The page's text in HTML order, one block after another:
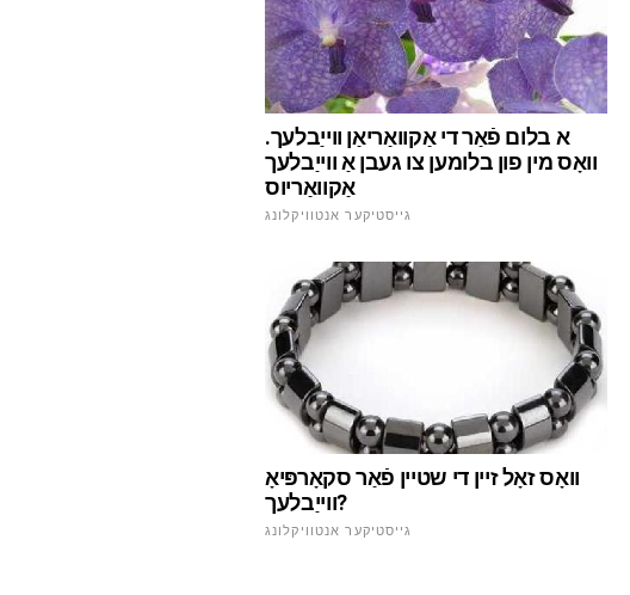
א בלום פֿאַר די אַקוואַריאַן ווייַבלעך.
וואָס מין פון בלומען צו געבן אַ ווייַבלעך
אַקוואַריוס
גייסטיקער אנטוויקלונג
וואָס זאָל זיין די שטיין פֿאַר סקאָרפּיאָ
ווייַבלעך?
גייסטיקער אנטוויקלונג